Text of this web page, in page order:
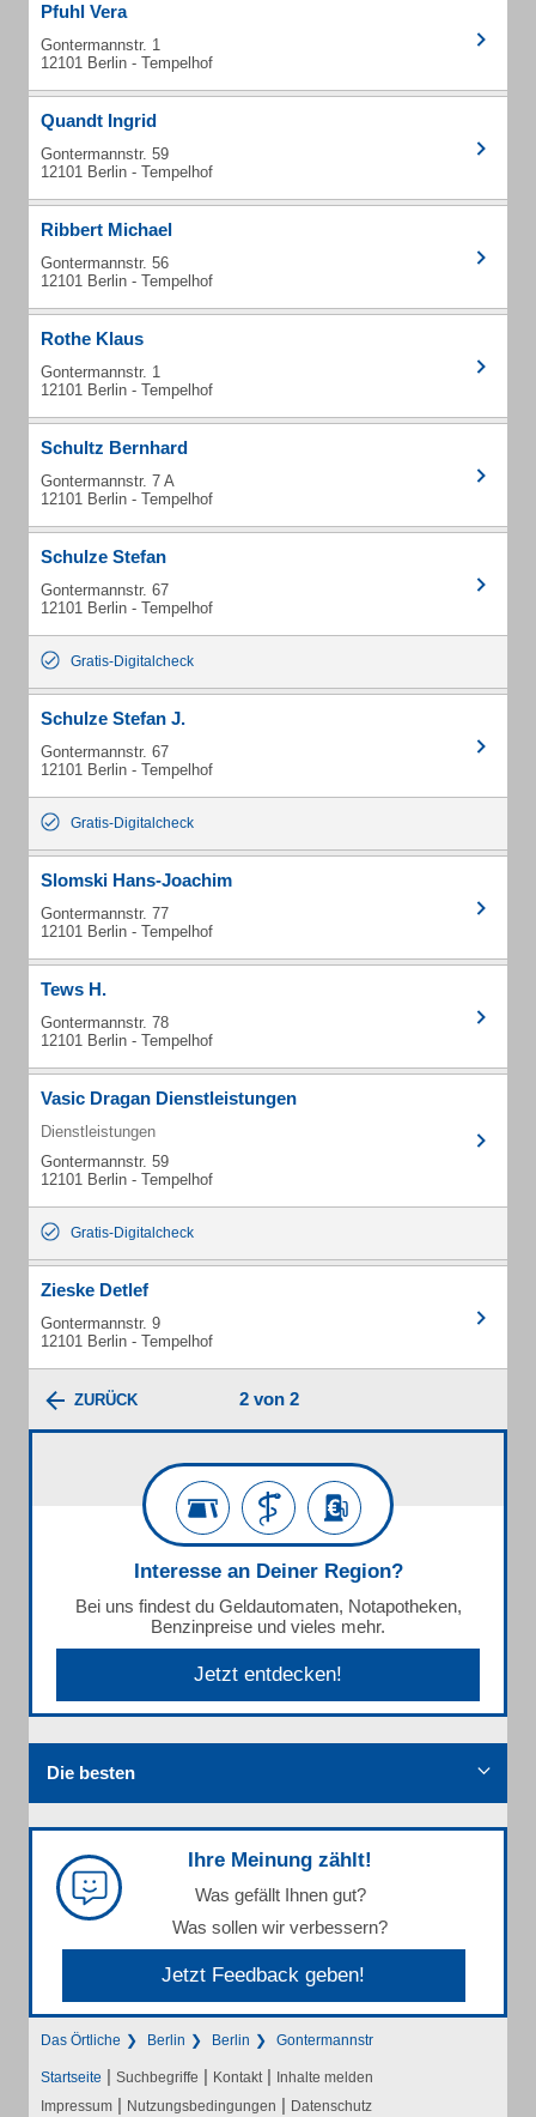
Pfuhl Vera
Gontermannstr. 1
12101 Berlin - Tempelhof
Quandt Ingrid
Gontermannstr. 59
12101 Berlin - Tempelhof
Ribbert Michael
Gontermannstr. 56
12101 Berlin - Tempelhof
Rothe Klaus
Gontermannstr. 1
12101 Berlin - Tempelhof
Schultz Bernhard
Gontermannstr. 7 A
12101 Berlin - Tempelhof
Schulze Stefan
Gontermannstr. 67
12101 Berlin - Tempelhof
Gratis-Digitalcheck
Schulze Stefan J.
Gontermannstr. 67
12101 Berlin - Tempelhof
Gratis-Digitalcheck
Slomski Hans-Joachim
Gontermannstr. 77
12101 Berlin - Tempelhof
Tews H.
Gontermannstr. 78
12101 Berlin - Tempelhof
Vasic Dragan Dienstleistungen
Dienstleistungen
Gontermannstr. 59
12101 Berlin - Tempelhof
Gratis-Digitalcheck
Zieske Detlef
Gontermannstr. 9
12101 Berlin - Tempelhof
ZURÜCK 2 von 2
Interesse an Deiner Region?
Bei uns findest du Geldautomaten, Notapotheken,
Benzinpreise und vieles mehr.
Jetzt entdecken!
Die besten
Ihre Meinung zählt!
Was gefällt Ihnen gut?
Was sollen wir verbessern?
Jetzt Feedback geben!
Das Örtliche Berlin Berlin Gontermannstr
Startseite | Suchbegriffe | Kontakt | Inhalte melden
Impressum | Nutzungsbedingungen | Datenschutz